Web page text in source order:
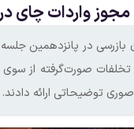
واردات چای
بازرسی در پانزدهمین
تخلفات صورت‌گرفته از
توضیحاتی ارائه دادند.